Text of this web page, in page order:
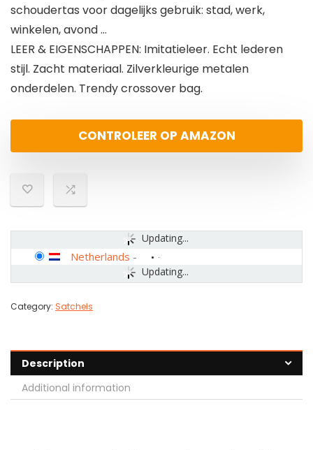
schoudertas voor dagelijks gebruik: stad, werk,
winkelen, avond …
LEER & EIGENSCHAPPEN: Imitatieleer. Echt lederen
stijl. Zacht materiaal. Zilverkleurige metalen
onderdelen. Trendy crossover bag.
CONTROLEER OP AMAZON
Updating...
Updating...
Netherlands -
Category: Satchels
Description
Additional information